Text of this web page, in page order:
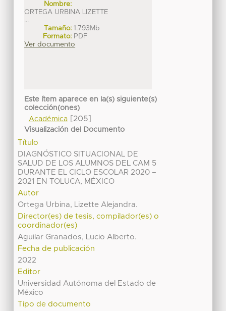
Nombre:
ORTEGA URBINA LIZETTE
...
Tamaño: 1.793Mb
Formato: PDF
Ver documento
Este ítem aparece en la(s) siguiente(s)
colección(ones)
Académica[205]
Visualización del Documento
Título
DIAGNÓSTICO SITUACIONAL DE
SALUD DE LOS ALUMNOS DEL CAM 5
DURANTE EL CICLO ESCOLAR 2020 –
2021 EN TOLUCA, MÉXICO
Autor
Ortega Urbina, Lizette Alejandra.
Director(es) de tesis, compilador(es) o
coordinador(es)
Aguilar Granados, Lucio Alberto.
Fecha de publicación
2022
Editor
Universidad Autónoma del Estado de
México
Tipo de documento